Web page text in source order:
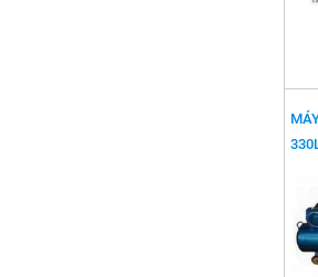
MÁY NÉN KHÍ DÂY ĐAI PEGASUS-4HP-